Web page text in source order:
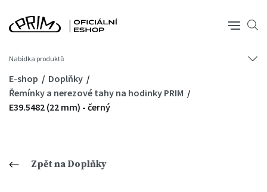
Nabídka produktů
E-shop
Doplňky
Řemínky a nerezové tahy na hodinky PRIM
E39.5482 (22 mm) - černý
Zpět na Doplňky